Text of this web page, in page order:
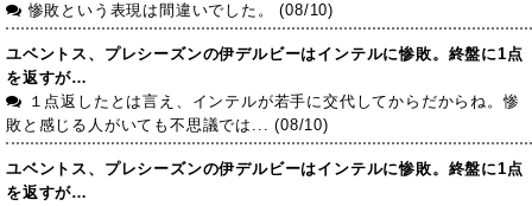
惨敗という表現は間違いでした。 (08/10)
ユベントス、プレシーズンの伊デルビーはインテルに惨敗。終盤に1点
を返すが…
１点返したとは言え、インテルが若手に交代してからだからね。惨
敗と感じる人がいても不思議では... (08/10)
ユベントス、プレシーズンの伊デルビーはインテルに惨敗。終盤に1点
を返すが…